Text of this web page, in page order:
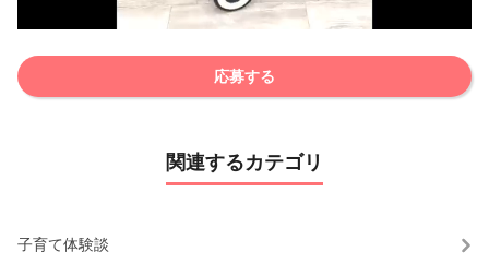
応募する
関連するカテゴリ
子育て体験談